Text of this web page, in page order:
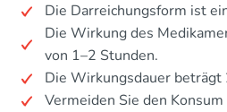
Die Darreichungsform ist
Die Wirkung des
von 1–2 Stunden.
Die Wirkungsdauer beträgt
Vermeiden Sie den